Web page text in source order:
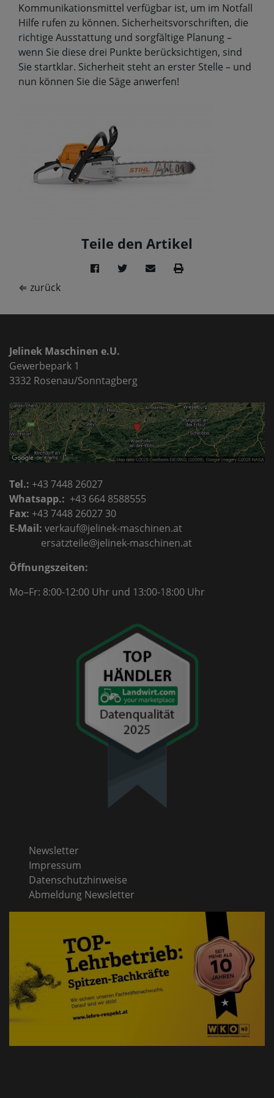
Kommunikationsmittel verfügbar ist, um im Notfall
Hilfe rufen zu können. Sicherheitsvorschriften, die
richtige Ausstattung und sorgfältige Planung –
wenn Sie diese drei Punkte berücksichtigen, sind
Sie startklar. Sicherheit steht an erster Stelle – und
nun können Sie die Säge anwerfen!
Teile den Artikel
⇐ zurück
Jelinek Maschinen e.U.
Gewerbepark 1
3332 Rosenau/Sonntagberg
Tel.: +43 7448 26027
Whatsapp.: +43 664 8588555
Fax: +43 7448 26027 30
E-Mail: verkauf@jelinek-maschinen.at
ersatzteile@jelinek-maschinen.at
Öffnungszeiten:
Mo–Fr: 8:00-12:00 Uhr und 13:00-18:00 Uhr
Newsletter
Impressum
Datenschutzhinweise
Abmeldung Newsletter